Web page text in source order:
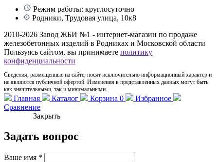
Режим работы: круглосуточно
Родники, Трудовая улица, 10к8
2010-2026 Завод ЖБИ №1 - интернет-магазин по продаже
железобетонных изделий в Родниках и Московской области
Пользуясь сайтом, вы принимаете политику
конфиденциальности
Сведения, размещенные на сайте, носят исключительно информационный характер и
не являются публичной офертой. Изменения в представленных данных могут быть
как значительными, так и минимальными.
Главная Каталог Корзина 0
Избранное
Сравнение
Закрыть
Задать вопрос
Ваше имя *